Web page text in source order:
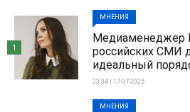
МНЕНИЯ
Медиаменеджер
российских СМИ
идеальный
23:34 | 17-07-2025
1
МНЕНИЯ